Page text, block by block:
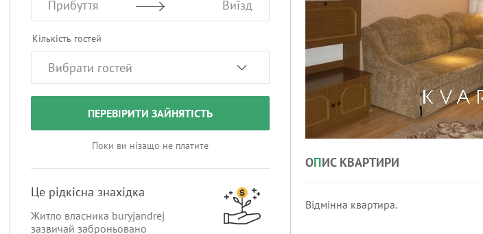
Прибуття Виїзд
Кількість гостей
ПЕРЕВІРИТИ ЗАЙНЯТІСТЬ
Поки ви нізащо не платите
Це рідкісна знахідка
Житло власника buryjandrej
зазвичай заброньовано
ОПИС КВАРТИРИ
Відмінна квартира.